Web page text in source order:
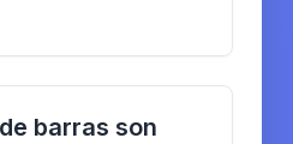
barras son